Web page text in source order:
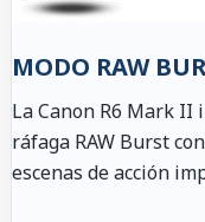
MODO RAW
La Canon R6 Mark II
ráfaga RAW Burst
escenas de acción